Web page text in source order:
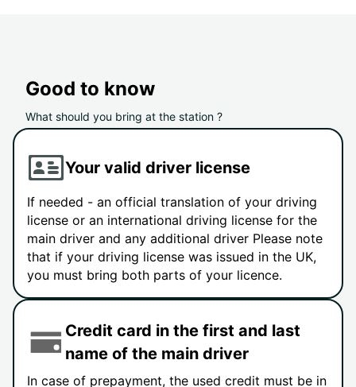
Good to know
What should you bring at the station ?
Your valid driver license
If needed - an official translation of your driving
license or an international driving license for the
main driver and any additional driver Please note
that if your driving license was issued in the UK,
you must bring both parts of your licence.
Credit card in the first and last
name of the main driver
In case of prepayment, the used credit must be in